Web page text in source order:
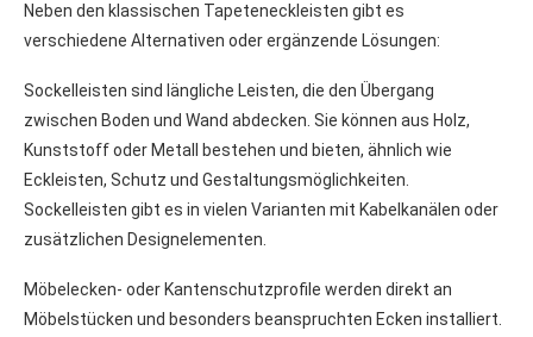
Neben den klassischen Tapeteneckleisten gibt es
verschiedene Alternativen oder ergänzende Lösungen:
Sockelleisten sind längliche Leisten, die den Übergang
zwischen Boden und Wand abdecken. Sie können aus Holz,
Kunststoff oder Metall bestehen und bieten, ähnlich wie
Eckleisten, Schutz und Gestaltungsmöglichkeiten.
Sockelleisten gibt es in vielen Varianten mit Kabelkanälen oder
zusätzlichen Designelementen.
Möbelecken- oder Kantenschutzprofile werden direkt an
Möbelstücken und besonders beanspruchten Ecken installiert.